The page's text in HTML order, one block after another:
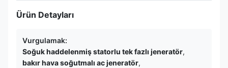
Ürün Detayları
Vurgulamak:
Soğuk haddelenmiş statorlu tek fazlı jeneratör,
bakır hava soğutmalı ac jeneratör,